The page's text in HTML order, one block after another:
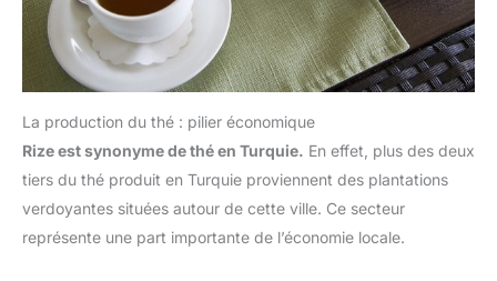
La production du thé : pilier économique
Rize est synonyme de thé en Turquie. En effet, plus des deux
tiers du thé produit en Turquie proviennent des plantations
verdoyantes situées autour de cette ville. Ce secteur
représente une part importante de l’économie locale.